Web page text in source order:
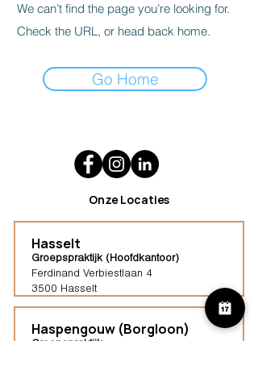
We can’t find the page you’re looking for.
Check the URL, or head back home.
Go Home
Onze Locaties
Hasselt
Groepspraktijk (Hoofdkantoor)
Ferdinand Verbiestlaan 4
3500 Hasselt
Haspengouw (Borgloon)